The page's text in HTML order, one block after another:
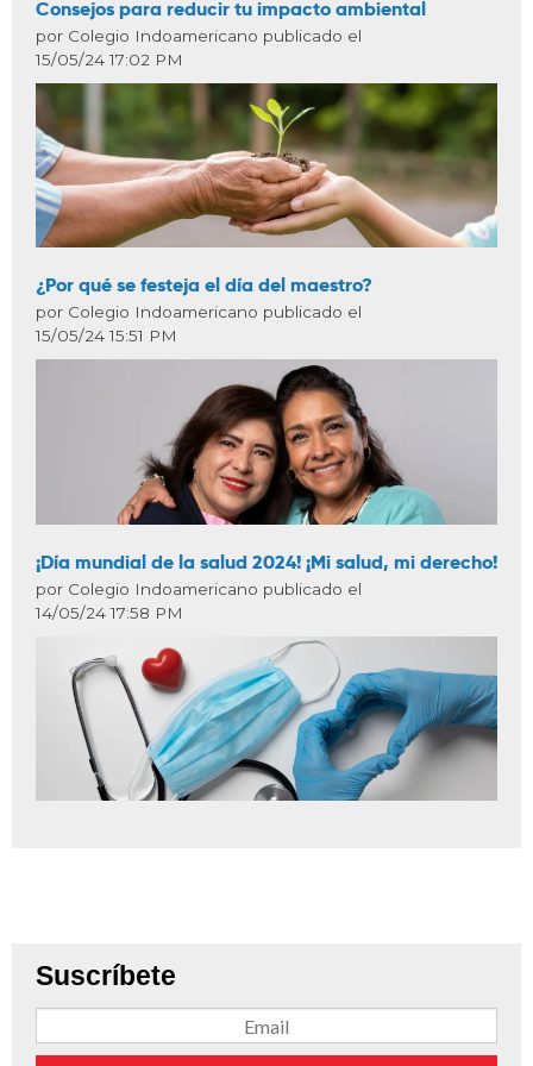
Consejos para reducir tu impacto ambiental
por Colegio Indoamericano publicado el
15/05/24 17:02 PM
¿Por qué se festeja el día del maestro?
por Colegio Indoamericano publicado el
15/05/24 15:51 PM
¡Día mundial de la salud 2024! ¡Mi salud, mi derecho!
por Colegio Indoamericano publicado el
14/05/24 17:58 PM
Suscríbete